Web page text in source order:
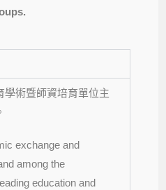
學術暨師資培育單位主
exchange and
among the
education and